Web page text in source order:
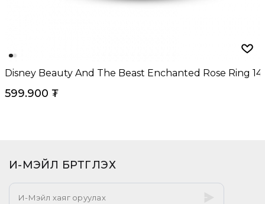
Disney Beauty And The Beast Enchanted Rose Ring
599.900 ₮
И-МЭЙЛ БҮРТГҮҮЛЭХ​